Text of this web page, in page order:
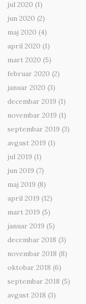
jul 2020 (1)
jun 2020 (2)
maj 2020 (4)
april 2020 (1)
mart 2020 (5)
februar 2020 (2)
januar 2020 (3)
decembar 2019 (1)
novembar 2019 (1)
septembar 2019 (3)
avgust 2019 (1)
jul 2019 (1)
jun 2019 (7)
maj 2019 (8)
april 2019 (12)
mart 2019 (5)
januar 2019 (5)
decembar 2018 (3)
novembar 2018 (8)
oktobar 2018 (6)
septembar 2018 (5)
avgust 2018 (3)